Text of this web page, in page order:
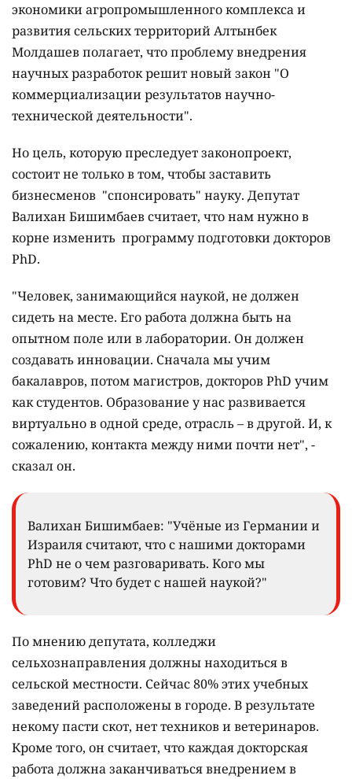
экономики агропромышленного комплекса и
развития сельских территорий Алтынбек
Молдашев полагает, что проблему внедрения
научных разработок решит новый закон "О
коммерциализации результатов научно-
технической деятельности".
Но цель, которую преследует законопроект,
состоит не только в том, чтобы заставить
бизнесменов "спонсировать" науку. Депутат
Валихан Бишимбаев считает, что нам нужно в
корне изменить программу подготовки докторов
PhD.
"Человек, занимающийся наукой, не должен
сидеть на месте. Его работа должна быть на
опытном поле или в лаборатории. Он должен
создавать инновации. Сначала мы учим
бакалавров, потом магистров, докторов PhD учим
как студентов. Образование у нас развивается
виртуально в одной среде, отрасль – в другой. И, к
сожалению, контакта между ними почти нет", -
сказал он.
Валихан Бишимбаев: "Учёные из Германии и
Израиля считают, что с нашими докторами
PhD не о чем разговаривать. Кого мы
готовим? Что будет с нашей наукой?"
По мнению депутата, колледжи
сельхознаправления должны находиться в
сельской местности. Сейчас 80% этих учебных
заведений расположены в городе. В результате
некому пасти скот, нет техников и ветеринаров.
Кроме того, он считает, что каждая докторская
работа должна заканчиваться внедрением в